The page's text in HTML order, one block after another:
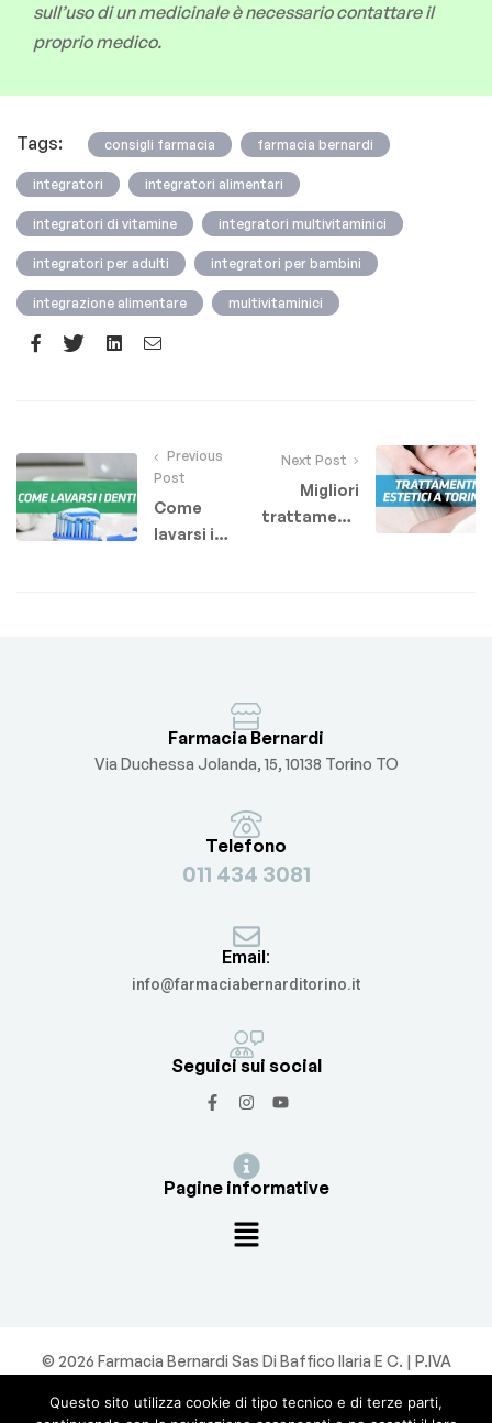
sull’uso di un medicinale è necessario contattare il
proprio medico.
Tags: consigli farmacia farmacia bernardi
integratori integratori alimentari
integratori di vitamine integratori multivitaminici
integratori per adulti integratori per bambini
integrazione alimentare multivitaminici
FacebookTwitterLinkedin
Previous
Post
Come
lavarsi i
Next Post
Migliori
trattamenti
Farmacia Bernardi
Via Duchessa Jolanda, 15, 10138 Torino TO
Telefono
011 434 3081
Email:
info@farmaciabernarditorino.it
Seguici sui social
Pagine informative
© 2026 Farmacia Bernardi Sas Di Baffico Ilaria E C. | P.IVA
Questo sito utilizza cookie di tipo tecnico e di terze parti,